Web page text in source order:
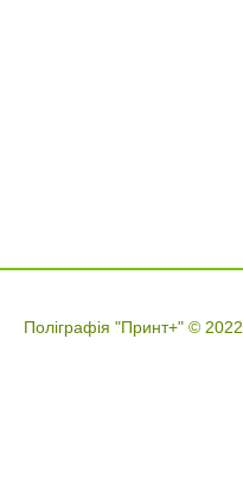
Поліграфія "Принт+" © 2022